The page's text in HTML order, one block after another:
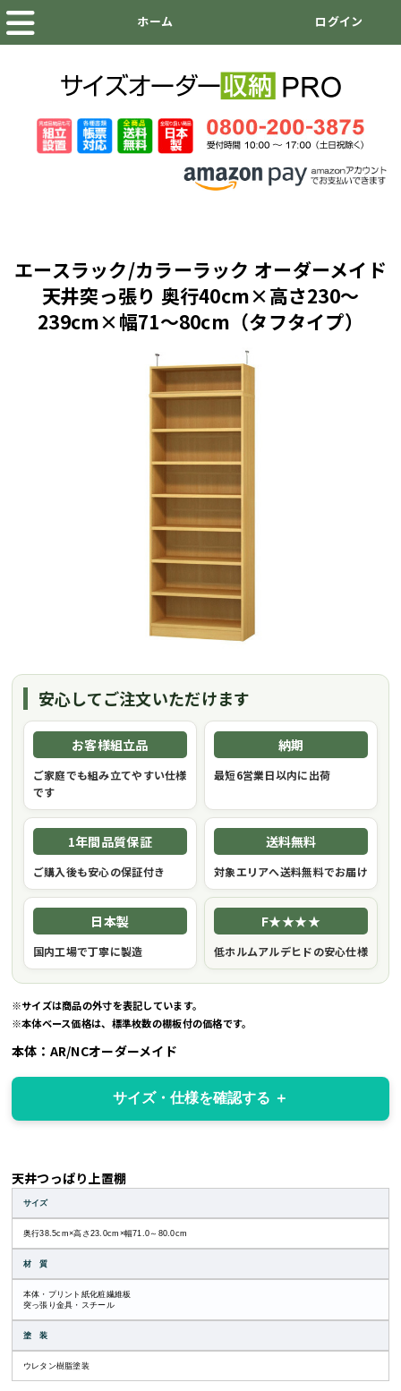
エースラック/カラーラック オーダーメイド
天井突っ張り 奥行40cm×高さ230～
239cm×幅71～80cm（タフタイプ）
安心してご注文いただけます
お客様組立品
ご家庭でも組み立てやすい仕様
です
納期
最短6営業日以内に出荷
1年間品質保証
ご購入後も安心の保証付き
送料無料
対象エリアへ送料無料でお届け
日本製
国内工場で丁寧に製造
F★★★★
低ホルムアルデヒドの安心仕様
※サイズは商品の外寸を表記しています。
※本体ベース価格は、標準枚数の棚板付の価格です。
本体：AR/NCオーダーメイド
サイズ・仕様を確認する
天井つっぱり上置棚
サイズ
奥行38.5cm×高さ23.0cm×幅71.0～80.0cm
材 質
本体・プリント紙化粧繊維板
突っ張り金具・スチール
塗 装
ウレタン樹脂塗装